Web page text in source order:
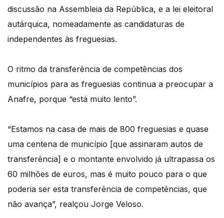
discussão na Assembleia da República, e a lei eleitoral
autárquica, nomeadamente as candidaturas de
independentes às freguesias.
O ritmo da transferência de competências dos
municípios para as freguesias continua a preocupar a
Anafre, porque “está muito lento”.
“Estamos na casa de mais de 800 freguesias e quase
uma centena de município [que assinaram autos de
transferência] e o montante envolvido já ultrapassa os
60 milhões de euros, mas é muito pouco para o que
poderia ser esta transferência de competências, que
não avança”, realçou Jorge Veloso.